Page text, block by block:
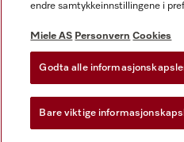
Vilkår for bruk
Miele tilgjengelighetserklæring
endre samtykkeinnstillingene i
Miele AS Personvern Cookies
Godta alle
Bare viktige